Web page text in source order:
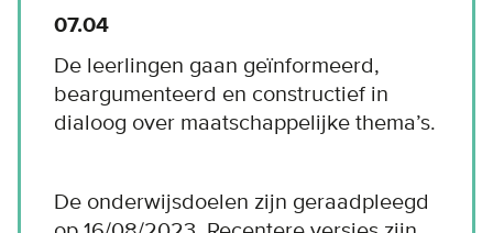
07.04
De leerlingen gaan geïnformeerd,
beargumenteerd en constructief in
dialoog over maatschappelijke thema’s.
De onderwijsdoelen zijn geraadpleegd